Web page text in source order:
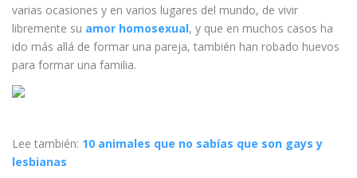
varias ocasiones y en varios lugares del mundo, de vivir
libremente su amor homosexual, y que en muchos casos ha
ido más allá de formar una pareja, también han robado huevos
para formar una familia.
Lee también: 10 animales que no sabías que son gays y
lesbianas